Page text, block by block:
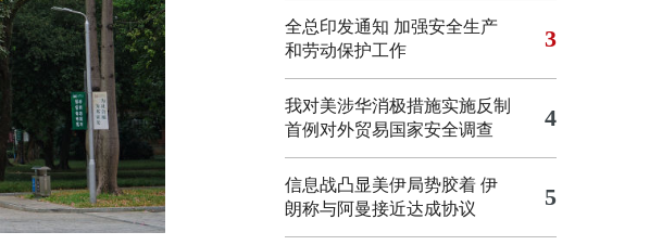
全总印发通知 加强安全生产
和劳动保护工作
3
我对美涉华消极措施实施反制
首例对外贸易国家安全调查
4
信息战凸显美伊局势胶着 伊
朗称与阿曼接近达成协议
5